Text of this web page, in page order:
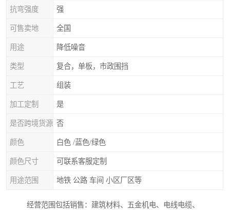
抗弯强度 强
可售卖地 全国
用途 降低噪音
类型 复合，单板，市政围挡
工艺 组装
加工定制 是
是否跨境货源 否
颜色 白色 /蓝色/绿色
颜色尺寸 可联系客服定制
用途范围 地铁 公路 车间 小区厂区等
经营范围包括销售：建筑材料、五金机电、电线电缆、